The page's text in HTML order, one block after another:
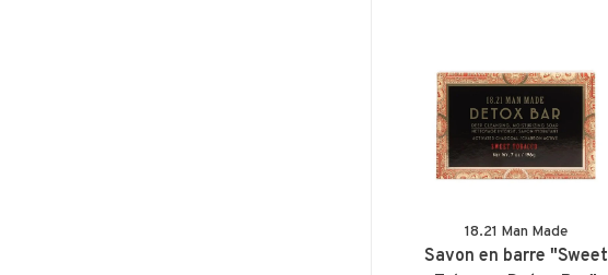
18.21 Man Made
Savon en barre "Sweet